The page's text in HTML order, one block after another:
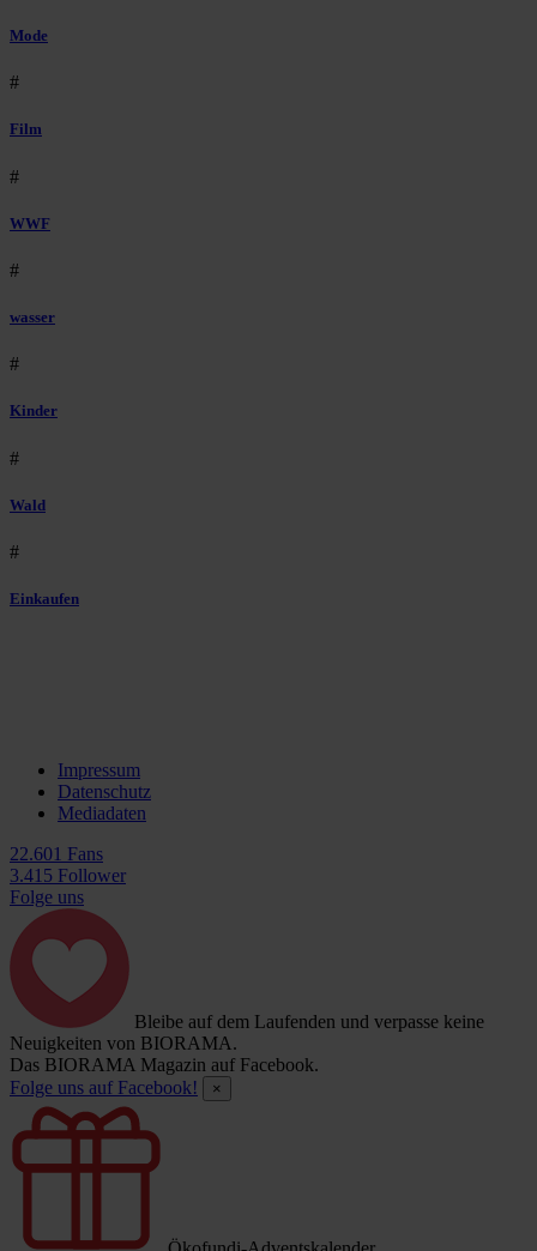
Mode
#
Film
#
WWF
#
wasser
#
Kinder
#
Wald
#
Einkaufen
Impressum
Datenschutz
Mediadaten
22.601 Fans
3.415 Follower
Folge uns
Bleibe auf dem Laufenden und verpasse keine
Neuigkeiten von BIORAMA.
Das BIORAMA Magazin auf Facebook.
Folge uns auf Facebook!
×